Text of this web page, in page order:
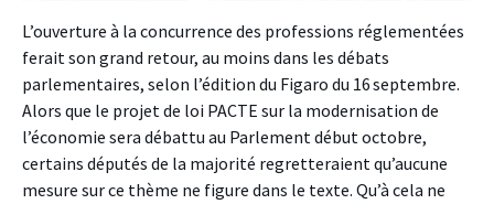
L’ouverture à la concurrence des professions réglementées
ferait son grand retour, au moins dans les débats
parlementaires, selon l’édition du Figaro du 16 septembre.
Alors que le projet de loi PACTE sur la modernisation de
l’économie sera débattu au Parlement début octobre,
certains députés de la majorité regretteraient qu’aucune
mesure sur ce thème ne figure dans le texte. Qu’à cela ne